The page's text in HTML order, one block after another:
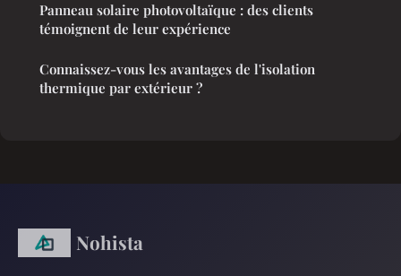
Panneau solaire photovoltaïque : des clients
témoignent de leur expérience
Connaissez-vous les avantages de l'isolation
thermique par extérieur ?
Nohista